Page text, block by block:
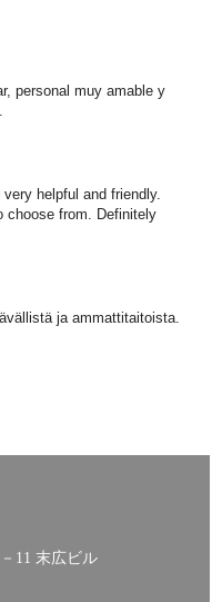
personal muy amable y
helpful and friendly.
choose from. Definitely
ja ammattitaitoista.
11 末広ビル